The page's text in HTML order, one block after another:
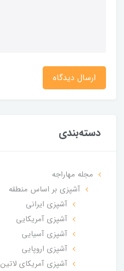
ارسال دیدگاه
دسته‌بندی
مجله مهاراجه
آشپزی بر اساس منطقه
آشپزی ایرانی
آشپزی آمریکایی
آشپزی آسیایی
آشپزی اروپایی
آشپزی آمریکای لاتین